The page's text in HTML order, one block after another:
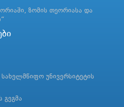
ზომის თეორიასა და
უნივერსიტეტის
გეგმა